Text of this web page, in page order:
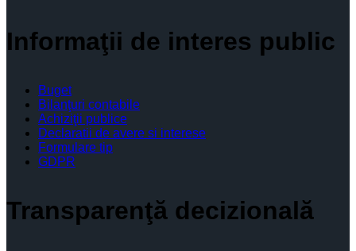
Informaţii de interes public
Buget
Bilanţuri contabile
Achiziţii publice
Declaratii de avere si interese
Formulare tip
GDPR
Transparenţă decizională